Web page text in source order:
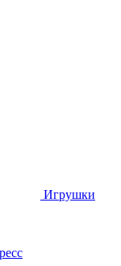
Игрушки